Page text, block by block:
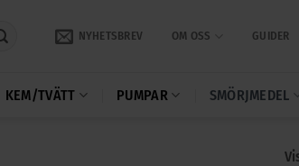
NYHETSBREV OM OSS GUIDER
KEM/TVÄTT PUMPAR SMÖRJMEDEL